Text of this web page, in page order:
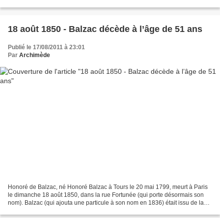
18 août 1850 - Balzac décède à l’âge de 51 ans
Publié le 17/08/2011 à 23:01
Par Archimède
Honoré de Balzac, né Honoré Balzac à Tours le 20 mai 1799, meurt à Paris
le dimanche 18 août 1850, dans la rue Fortunée (qui porte désormais son
nom). Balzac (qui ajouta une particule à son nom en 1836) était issu de la